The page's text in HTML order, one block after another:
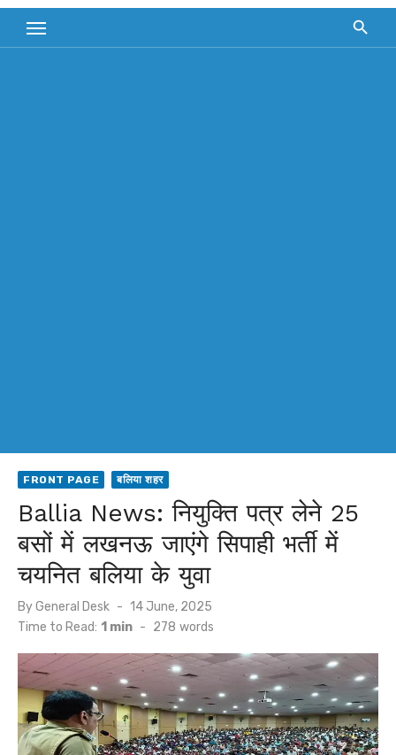
FRONT PAGE बलिया शहर
Ballia News: नियुक्ति पत्र लेने 25
बसों में लखनऊ जाएंगे सिपाही भर्ती में
चयनित बलिया के युवा
ByGeneral Desk
Posted
on
14 June, 2025
Time to Read: 1 min - 278 words